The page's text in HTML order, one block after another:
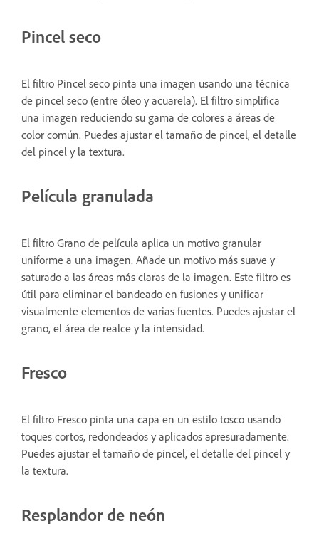
Pincel seco
El filtro Pincel seco pinta una imagen usando una técnica
de pincel seco (entre óleo y acuarela). El filtro simplifica
una imagen reduciendo su gama de colores a áreas de
color común. Puedes ajustar el tamaño de pincel, el detalle
del pincel y la textura.
Película granulada
El filtro Grano de película aplica un motivo granular
uniforme a una imagen. Añade un motivo más suave y
saturado a las áreas más claras de la imagen. Este filtro es
útil para eliminar el bandeado en fusiones y unificar
visualmente elementos de varias fuentes. Puedes ajustar el
grano, el área de realce y la intensidad.
Fresco
El filtro Fresco pinta una capa en un estilo tosco usando
toques cortos, redondeados y aplicados apresuradamente.
Puedes ajustar el tamaño de pincel, el detalle del pincel y
la textura.
Resplandor de neón